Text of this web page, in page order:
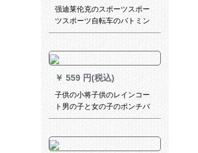
强迪莱伦克のスポーツスポー
ツスポーツ自転车のバトミン
トン自転车の男女屋外大人の
行大帽子のひさちゃんレーン
コトレー児童学生ファンシー
骑行ポン白XL
￥ 559 円(税込)
子供の小将子供のレインコー
ト男の子と女の子のポンチバ
ーキング付防水小学生の薄い